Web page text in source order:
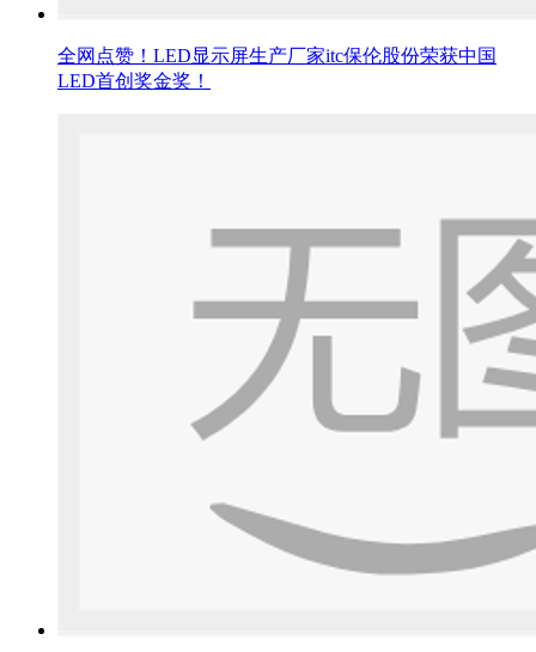
全网点赞！LED显示屏生产厂家itc保伦股份荣获中国
LED首创奖金奖！